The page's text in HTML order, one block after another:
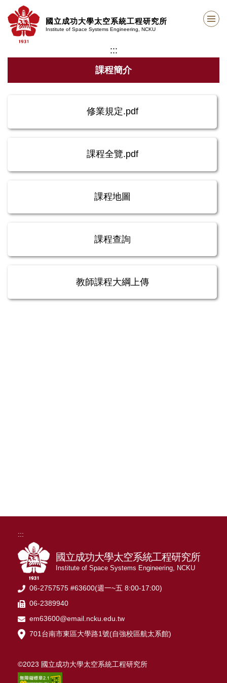
到
主
塊
國立成功大學太空系統工程研究所
Institute of Space Systems Engineering, NCKU
:::
課程簡介
修業規定.pdf
課程全覽.pdf
課程地圖
課程查詢
教師課程大綱上傳
:::
國立成功大學太空系統工程研究所
Institute of Space Systems Engineering, NCKU
06-2757575 #63600(週一~五 8:00-17:00)
06-2389940
em63600@email.ncku.edu.tw
701台南市東區大學路1號(自強校區航太系館)
©2023 國立成功大學太空系統工程研究所